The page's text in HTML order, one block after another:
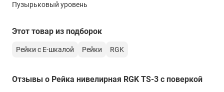
0,940 кг
Пузырьковый уровень
Этот товар из подборок
Рейки с Е-шкалой Рейки RGK
Отзывы о Рейка нивелирная RGK TS-3 с поверкой